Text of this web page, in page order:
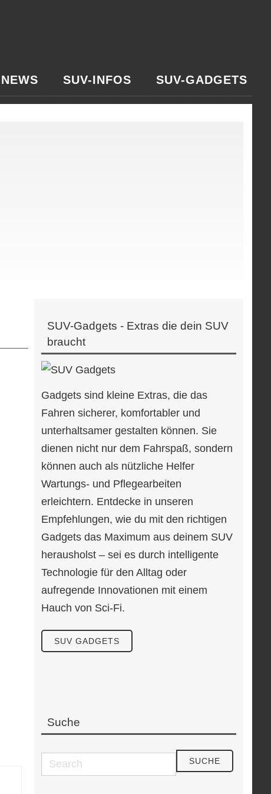
NEWS SUV-INFOS SUV-GADGETS
SUV-Gadgets - Extras die dein SUV
braucht
Gadgets sind kleine Extras, die das
Fahren sicherer, komfortabler und
unterhaltsamer gestalten können. Sie
dienen nicht nur dem Fahrspaß, sondern
können auch als nützliche Helfer
Wartungs- und Pflegearbeiten
erleichtern. Entdecke in unseren
Empfehlungen, wie du mit den richtigen
Gadgets das Maximum aus deinem SUV
herausholst – sei es durch intelligente
Technologie für den Alltag oder
aufregende Innovationen mit einem
Hauch von Sci-Fi.
SUV GADGETS
Suche